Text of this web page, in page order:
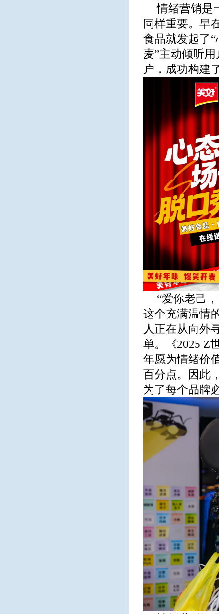
情绪营销是
同样重要。早
食品就发起了
麦”主动倾听
户，成功构建
“爱你老己
这个充满温情
人正在从向外
单。《2025 Z
年愿为情绪价
百分点。因此
为了每个品牌